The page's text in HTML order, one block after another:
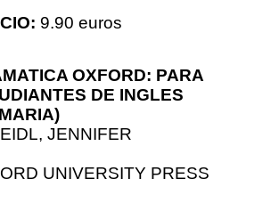
9.90 euros
OXFORD: PARA
DE INGLES
JENNIFER
UNIVERSITY PRESS